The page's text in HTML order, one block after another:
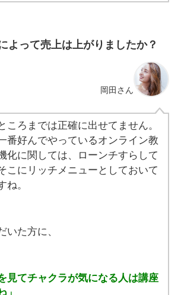
って売上は上がりましたか？
岡田さん
ころまでは正確に出せてません。
番好んでやっているオンライン教
化に関しては、ローンチすらして
こにリッチメニューとしておいて
ね。
いた方に、
見てチャクラが気になる人は講座
」